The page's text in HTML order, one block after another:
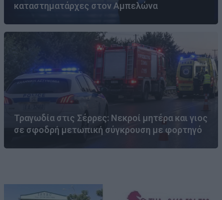
καταστηματάρχες στον Αμπελώνα
Τραγωδία στις Σέρρες: Νεκροί μητέρα και γιος
σε σφοδρή μετωπική σύγκρουση με φορτηγό